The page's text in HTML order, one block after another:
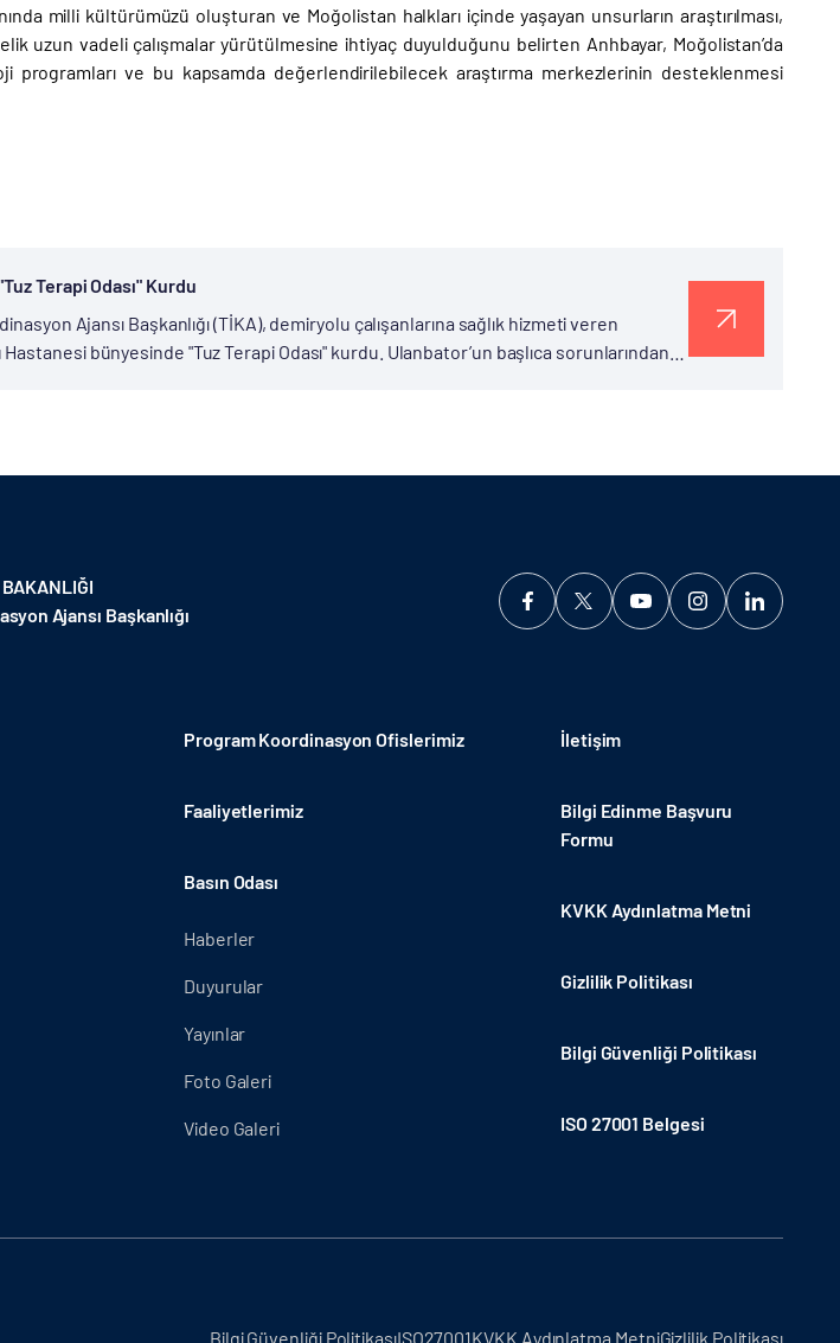
milli kültürümüzü oluşturan ve Moğolistan halkları içinde yaşayan unsurların araştırılması,
uzun vadeli çalışmalar yürütülmesine ihtiyaç duyulduğunu belirten Anhbayar, Moğolistan’da
programları ve bu kapsamda değerlendirilebilecek araştırma merkezlerinin desteklenmesi
Terapi Odası" Kurdu
Ajansı Başkanlığı (TİKA), demiryolu çalışanlarına sağlık hizmeti veren
bünyesinde "Tuz Terapi Odası" kurdu. Ulanbator’un başlıca sorunlarından
BAKANLIĞI
Ajansı Başkanlığı
Program Koordinasyon Ofislerimiz
Faaliyetlerimiz
Basın Odası
Haberler
Duyurular
Yayınlar
Foto Galeri
Video Galeri
İletişim
Bilgi Edinme Başvuru
Formu
KVKK Aydınlatma Metni
Gizlilik Politikası
Bilgi Güvenliği Politikası
ISO 27001 Belgesi
Bilgi Güvenliği PolitikasıISO27001KVKK Aydınlatma MetniGizlilik Politikası